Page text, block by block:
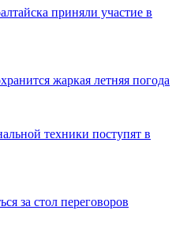
приняли участие в
жаркая летняя погода
техники поступят в
за стол переговоров